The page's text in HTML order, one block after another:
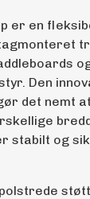
er en
Den
det nemt
stabilt og